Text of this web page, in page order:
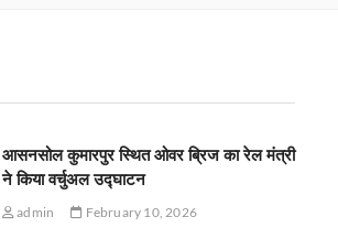
आसनसोल कुमारपुर स्थित ओवर ब्रिज का रेल मंत्री
ने किया वर्चुअल उद्घाटन
admin February 10, 2026